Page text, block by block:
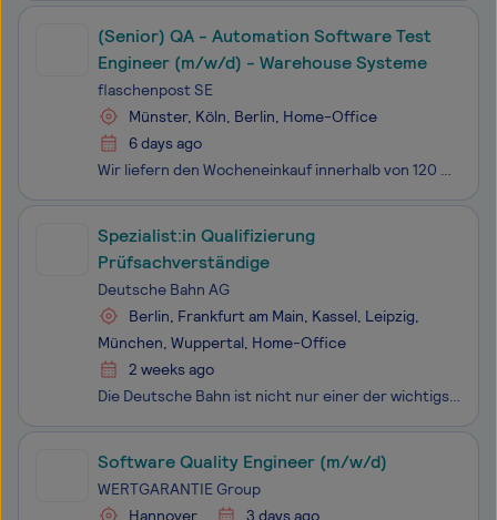
(Senior) QA - Automation Software Test
Engineer (m/w/d) - Warehouse Systeme
flaschenpost SE
Münster, Köln, Berlin, Home-Office
6 days ago
Wir liefern den Wocheneinkauf innerhalb von 120 Minuten zu unseren Kund:innen. Gemeinsam mit über 20.000 Kolleg:innen schaffen wir es, eine komplette Branche neu zu erfinden. Seit unserer Gründung im Jahr 2016 sind wir mittlerweile als Sofortlieferdienst für Getränke und Lebensmittel in nahezu allen
Spezialist:in Qualifizierung
Prüfsachverständige
Deutsche Bahn AG
Berlin, Frankfurt am Main, Kassel, Leipzig,
München, Wuppertal, Home-Office
2 weeks ago
Die Deutsche Bahn ist nicht nur einer der wichtigsten Mobilitätsdienstleister, sondern auch eines der größten Ingenieurbüros Deutschlands. Um neue Brücken, Tunnel, Bahnhöfe, Gleise und Signalanlagen zu realisieren und nachhaltig instand zu halten, arbeiten aktuell mehr als 10.000 Ingenieure bei uns
Software Quality Engineer (m/w/d)
WERTGARANTIE Group
Hannover
3 days ago